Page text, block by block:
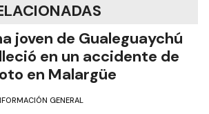
joven de Gualeguaychú
en un accidente de
en Malargüe
GENERAL